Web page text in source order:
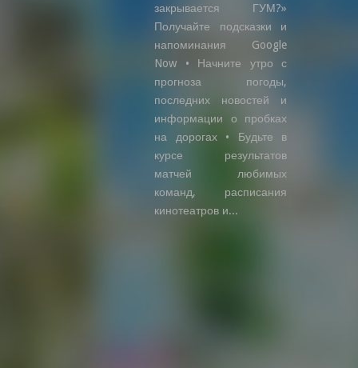
закрывается ГУМ?»
Получайте подсказки и
напоминания Google
Now • Начните утро с
прогноза погоды,
последних новостей и
информации о пробках
на дорогах • Будьте в
курсе результатов
матчей любимых
команд, расписания
кинотеатров и...